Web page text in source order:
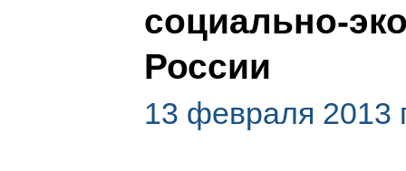
социально-
России
13 февраля 2013